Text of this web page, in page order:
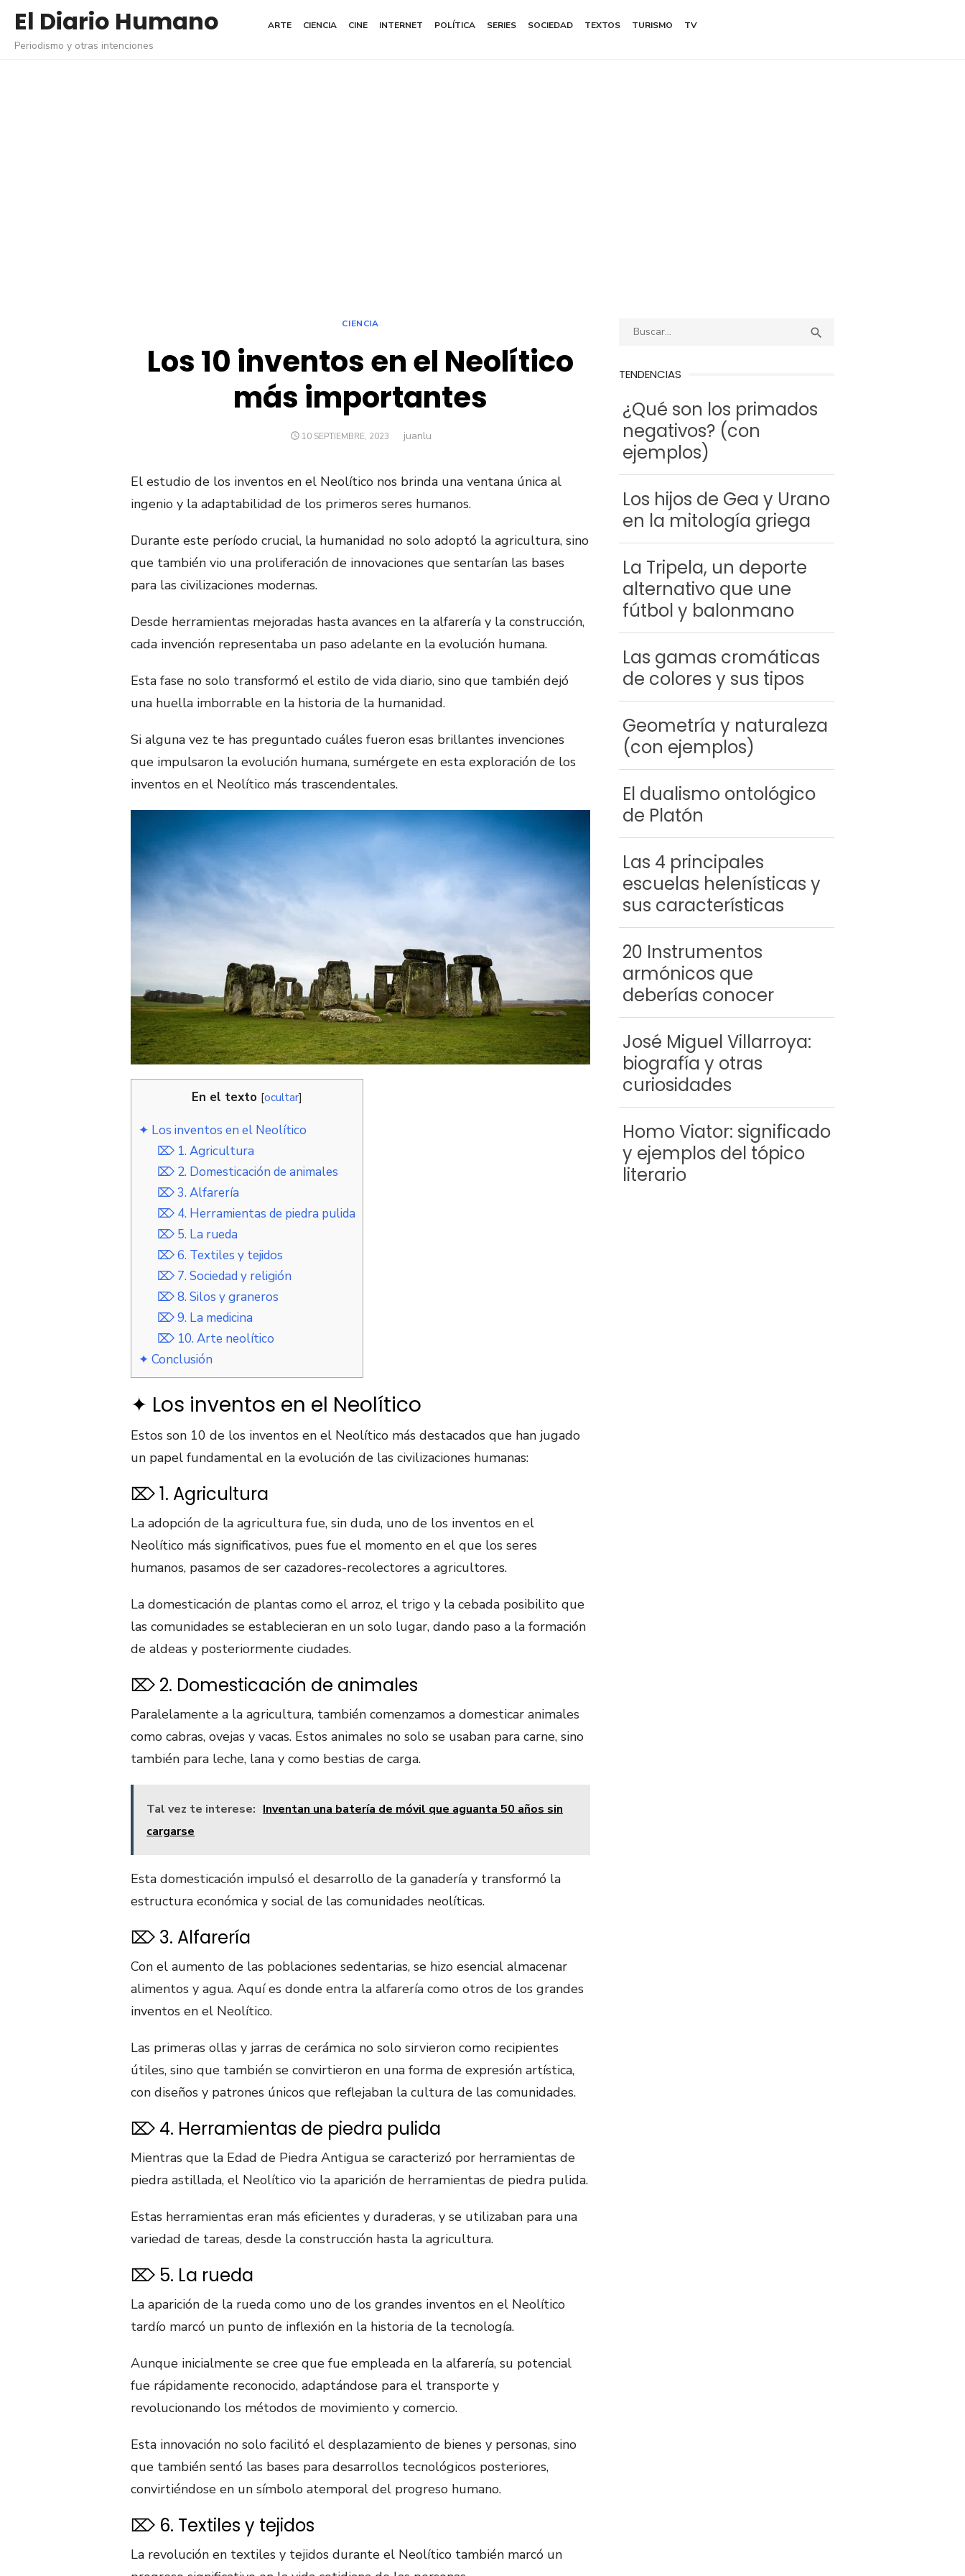
Saltar
contenido
El Diario Humano
Periodismo y otras intenciones
ARTE CIENCIA CINE INTERNET POLÍTICA SERIES SOCIEDAD TEXTOS TURISMO TV
CIENCIA
Los 10 inventos en el Neolítico
más importantes
PUBLICADO
10 SEPTIEMBRE, 2023 Autor
juanlu
El estudio de los inventos en el Neolítico nos brinda una ventana única al
ingenio y la adaptabilidad de los primeros seres humanos.
Durante este período crucial, la humanidad no solo adoptó la agricultura, sino
que también vio una proliferación de innovaciones que sentarían las bases
para las civilizaciones modernas.
Desde herramientas mejoradas hasta avances en la alfarería y la construcción,
cada invención representaba un paso adelante en la evolución humana.
Esta fase no solo transformó el estilo de vida diario, sino que también dejó
una huella imborrable en la historia de la humanidad.
Si alguna vez te has preguntado cuáles fueron esas brillantes invenciones
que impulsaron la evolución humana, sumérgete en esta exploración de los
inventos en el Neolítico más trascendentales.
En el texto [ocultar]
✦ Los inventos en el Neolítico
⌦ 1. Agricultura
⌦ 2. Domesticación de animales
⌦ 3. Alfarería
⌦ 4. Herramientas de piedra pulida
⌦ 5. La rueda
⌦ 6. Textiles y tejidos
⌦ 7. Sociedad y religión
⌦ 8. Silos y graneros
⌦ 9. La medicina
⌦ 10. Arte neolítico
✦ Conclusión
✦ Los inventos en el Neolítico
Estos son 10 de los inventos en el Neolítico más destacados que han jugado
un papel fundamental en la evolución de las civilizaciones humanas:
⌦ 1. Agricultura
La adopción de la agricultura fue, sin duda, uno de los inventos en el
Neolítico más significativos, pues fue el momento en el que los seres
humanos, pasamos de ser cazadores-recolectores a agricultores.
La domesticación de plantas como el arroz, el trigo y la cebada posibilito que
las comunidades se establecieran en un solo lugar, dando paso a la formación
de aldeas y posteriormente ciudades.
⌦ 2. Domesticación de animales
Paralelamente a la agricultura, también comenzamos a domesticar animales
como cabras, ovejas y vacas. Estos animales no solo se usaban para carne, sino
también para leche, lana y como bestias de carga.
Tal vez te interese: Inventan una batería de móvil que aguanta 50 años sin
cargarse
Esta domesticación impulsó el desarrollo de la ganadería y transformó la
estructura económica y social de las comunidades neolíticas.
⌦ 3. Alfarería
Con el aumento de las poblaciones sedentarias, se hizo esencial almacenar
alimentos y agua. Aquí es donde entra la alfarería como otros de los grandes
inventos en el Neolítico.
Las primeras ollas y jarras de cerámica no solo sirvieron como recipientes
útiles, sino que también se convirtieron en una forma de expresión artística,
con diseños y patrones únicos que reflejaban la cultura de las comunidades.
⌦ 4. Herramientas de piedra pulida
Mientras que la Edad de Piedra Antigua se caracterizó por herramientas de
piedra astillada, el Neolítico vio la aparición de herramientas de piedra pulida.
Estas herramientas eran más eficientes y duraderas, y se utilizaban para una
variedad de tareas, desde la construcción hasta la agricultura.
⌦ 5. La rueda
La aparición de la rueda como uno de los grandes inventos en el Neolítico
tardío marcó un punto de inflexión en la historia de la tecnología.
Aunque inicialmente se cree que fue empleada en la alfarería, su potencial
fue rápidamente reconocido, adaptándose para el transporte y
revolucionando los métodos de movimiento y comercio.
Esta innovación no solo facilitó el desplazamiento de bienes y personas, sino
que también sentó las bases para desarrollos tecnológicos posteriores,
convirtiéndose en un símbolo atemporal del progreso humano.
⌦ 6. Textiles y tejidos
La revolución en textiles y tejidos durante el Neolítico también marcó un
Buscar: 
TENDENCIAS
¿Qué son los primados
negativos? (con
ejemplos)
Los hijos de Gea y Urano
en la mitología griega
La Tripela, un deporte
alternativo que une
fútbol y balonmano
Las gamas cromáticas
de colores y sus tipos
Geometría y naturaleza
(con ejemplos)
El dualismo ontológico
de Platón
Las 4 principales
escuelas helenísticas y
sus características
20 Instrumentos
armónicos que
deberías conocer
José Miguel Villarroya:
biografía y otras
curiosidades
Homo Viator: significado
y ejemplos del tópico
literario